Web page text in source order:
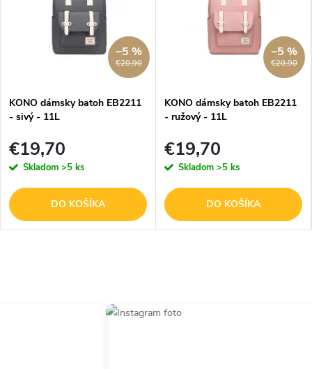
€20,90
–5 %
KONO dámsky batoh EB2211
- sivý - 11L
€19,70
Skladom >5 ks
DO KOŠÍKA
€20,90
–5 %
KONO dámsky batoh EB2211
- ružový - 11L
€19,70
Skladom >5 ks
DO KOŠÍKA